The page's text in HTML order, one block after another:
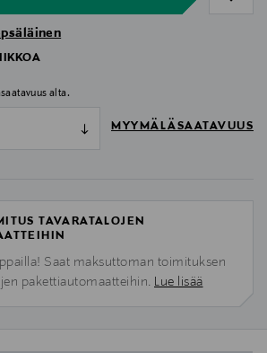
alta.
MYYMÄLÄSAATAVUUS
TAVARATALOJEN
Saat maksuttoman toimituksen
pakettiautomaatteihin. Lue lisää